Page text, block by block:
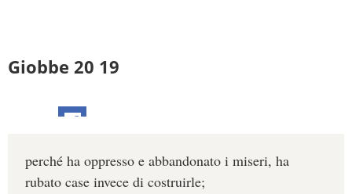
Giobbe 20 19
perché ha oppresso e abbandonato i miseri, ha
rubato case invece di costruirle;